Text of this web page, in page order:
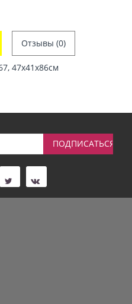
Отзывы (0)
47х41х86см